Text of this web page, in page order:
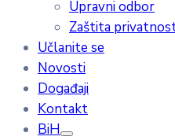
Upravni odbor
Zaštita
Učlanite se
Novosti
Događaji
Kontakt
BiH